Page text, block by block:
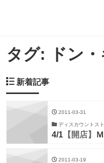
タグ: ドン
新着記事
2011-03-31
ディスカウントス
4/1 【開店】
2011-03-19